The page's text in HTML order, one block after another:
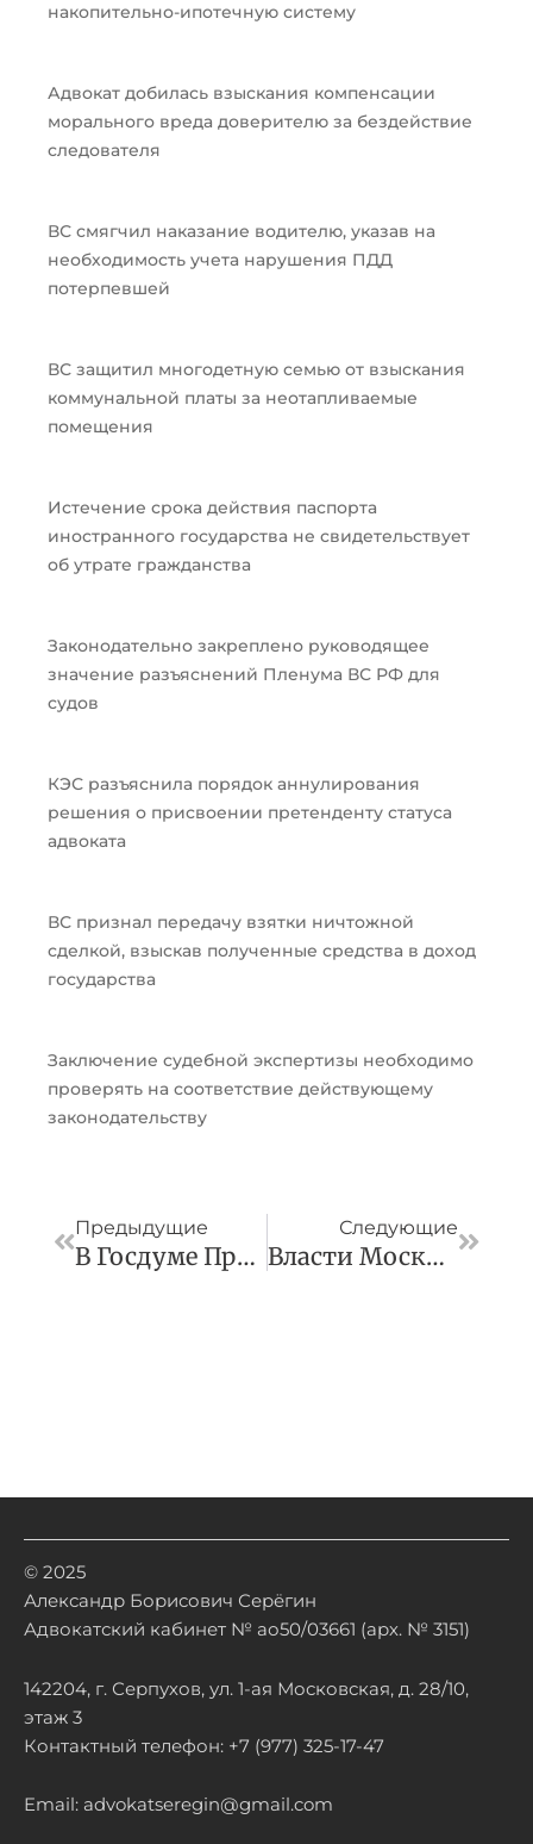
накопительно-ипотечную систему
Адвокат добилась взыскания компенсации
морального вреда доверителю за бездействие
следователя
ВС смягчил наказание водителю, указав на
необходимость учета нарушения ПДД
потерпевшей
ВС защитил многодетную семью от взыскания
коммунальной платы за неотапливаемые
помещения
Истечение срока действия паспорта
иностранного государства не свидетельствует
об утрате гражданства
Законодательно закреплено руководящее
значение разъяснений Пленума ВС РФ для
судов
КЭС разъяснила порядок аннулирования
решения о присвоении претенденту статуса
адвоката
ВС признал передачу взятки ничтожной
сделкой, взыскав полученные средства в доход
государства
Заключение судебной экспертизы необходимо
проверять на соответствие действующему
законодательству
Предыдущие
В Госдуме Предложили Отменить Транспортный Налог
Следующие
Власти Москвы Нашли Подрядчика Для Реставрации Усадьбы «Останкино»
© 2025
Александр Борисович Серёгин
Адвокатский кабинет № ао50/03661 (арх. № 3151)
142204, г. Серпухов, ул. 1-ая Московская, д. 28/10,
этаж 3
Контактный телефон: +7 (977) 325-17-47
Email: advokatseregin@gmail.com